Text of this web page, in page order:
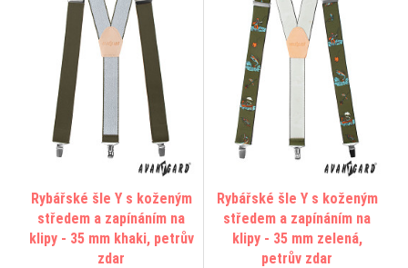
Rybářské šle Y s koženým
středem a zapínáním na
klipy - 35 mm khaki, petrův
zdar
Rybářské šle Y s koženým
středem a zapínáním na
klipy - 35 mm zelená,
petrův zdar